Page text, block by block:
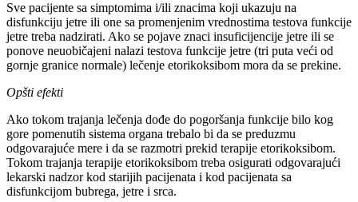
Sve pacijente sa simptomima i/ili znacima koji ukazuju na
disfunkciju jetre ili one sa promenjenim vrednostima testova funkcije
jetre treba nadzirati. Ako se pojave znaci insuficijencije jetre ili se
ponove neuobičajeni nalazi testova funkcije jetre (tri puta veći od
gornje granice normale) lečenje etorikoksibom mora da se prekine.
Opšti efekti
Ako tokom trajanja lečenja dođe do pogoršanja funkcije bilo kog
gore pomenutih sistema organa trebalo bi da se preduzmu
odgovarajuće mere i da se razmotri prekid terapije etorikoksibom.
Tokom trajanja terapije etorikoksibom treba osigurati odgovarajući
lekarski nadzor kod starijih pacijenata i kod pacijenata sa
disfunkcijom bubrega, jetre i srca.